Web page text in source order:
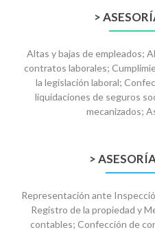
>
Altas y bajas de empleados;
contratos laborales;
la legislación laboral;
liquidaciones de seguros
mecanizados;
>
Representación ante
Registro de la propiedad y
contables; Confección de